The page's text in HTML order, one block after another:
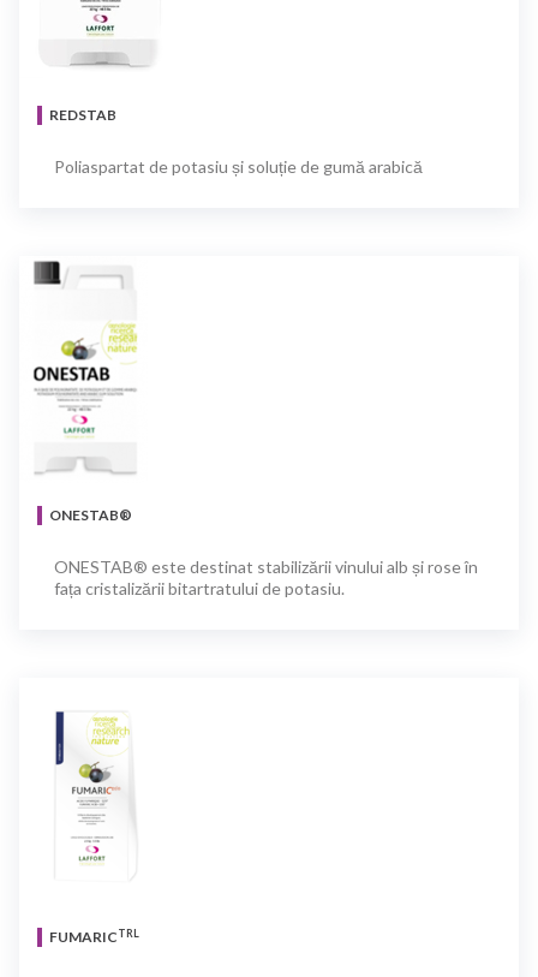
REDSTAB
Poliaspartat de potasiu și soluție de gumă arabică
ONESTAB®
ONESTAB® este destinat stabilizării vinului alb și rose în
fața cristalizării bitartratului de potasiu.
FUMARICTRL